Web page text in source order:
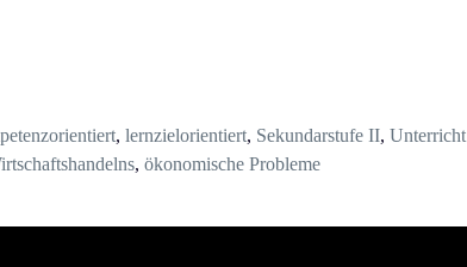
, lernzielorientiert, Sekundarstufe II, Unterricht
, ökonomische Probleme